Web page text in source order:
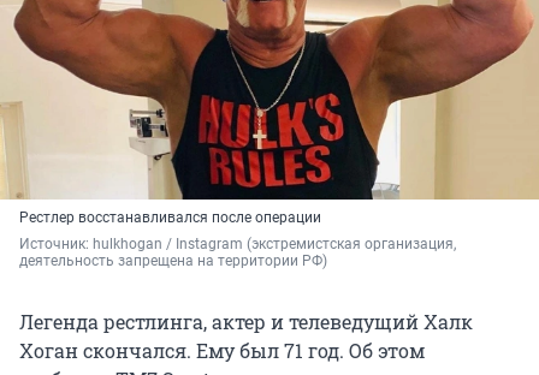
Рестлер восстанавливался после операции
Источник: hulkhogan / Instagram (экстремистская организация,
деятельность запрещена на территории РФ)
Легенда рестлинга, актер и телеведущий Халк
Хоган скончался. Ему был 71 год. Об этом